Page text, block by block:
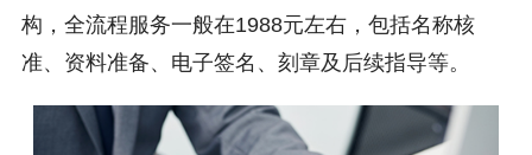
构，全流程服务一般在1988元左右，包括名称核
准、资料准备、电子签名、刻章及后续指导等。